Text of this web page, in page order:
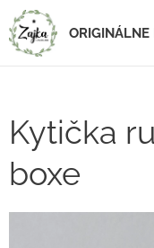
ORIGINÁLNE
Kytička
boxe